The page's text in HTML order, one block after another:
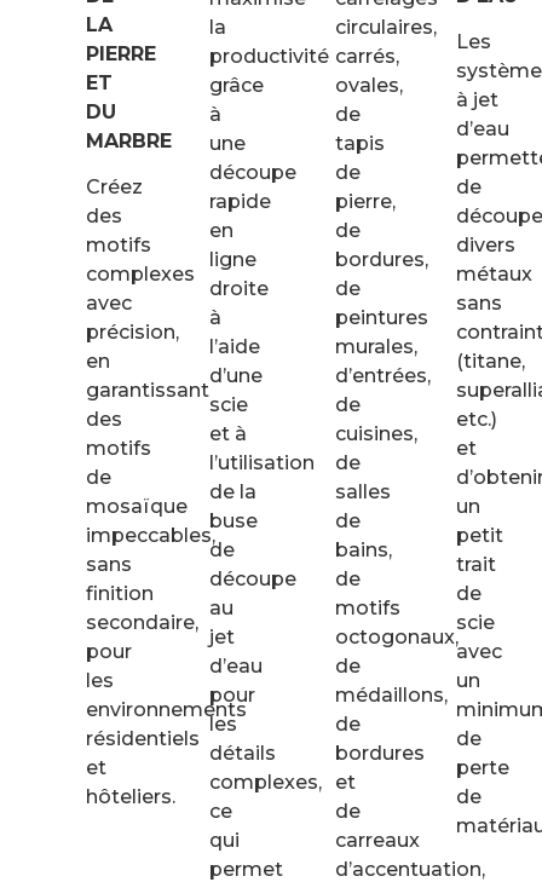
LA
PIERRE
ET
DU
MARBRE
Créez
des
motifs
complexes
avec
précision,
en
garantissant
des
motifs
de
mosaïque
impeccables,
sans
finition
secondaire,
pour
les
environnements
résidentiels
et
hôteliers.
la
productivité
grâce
à
une
découpe
rapide
en
ligne
droite
à
l’aide
d’une
scie
et à
l’utilisation
de la
buse
de
découpe
au
jet
d’eau
pour
les
détails
complexes,
ce
qui
permet
circulaires,
carrés,
ovales,
de
tapis
de
pierre,
de
bordures,
de
peintures
murales,
d’entrées,
de
cuisines,
de
salles
de
bains,
de
motifs
octogonaux,
de
médaillons,
de
bordures
et
de
carreaux
d’accentuation,
Les
à jet
d’eau
de
divers
métaux
sans
(titane,
etc.)
et
un
petit
trait
de
scie
avec
un
de
perte
de